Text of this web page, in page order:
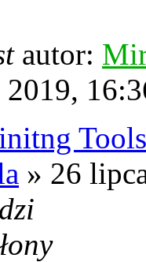
autor:
2019,
» 26